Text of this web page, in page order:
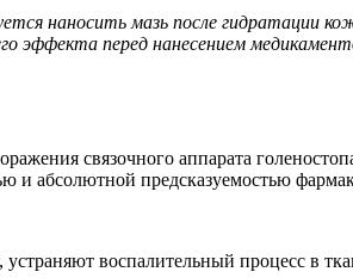
наносить мазь после
эффекта перед нанесением
связочного аппарата
абсолютной предсказуемостью
воспалительный процесс в